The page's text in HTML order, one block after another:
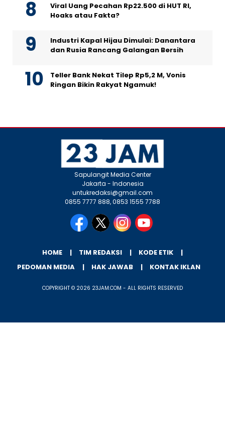
Viral Uang Pecahan Rp22.500 di HUT RI,
Hoaks atau Fakta?
Industri Kapal Hijau Dimulai: Danantara
dan Rusia Rancang Galangan Bersih
Teller Bank Nekat Tilep Rp5,2 M, Vonis
Ringan Bikin Rakyat Ngamuk!
Sapulangit Media Center
Jakarta - Indonesia
untukredaksi@gmail.com
0855 7777 888, 0853 1555 7788
HOME TIM REDAKSI
KODE ETIK
PEDOMAN MEDIA
HAK JAWAB KONTAK IKLAN
COPYRIGHT © 2026 23JAM.COM - ALL RIGHTS RESERVED